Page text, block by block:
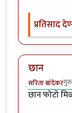
प्रतिसाद
छान
सरिता बांदेकर
छान फोटो